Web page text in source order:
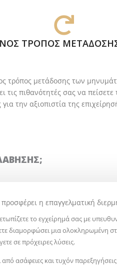
ΤΡΟΠΟΣ
τρόπος μετάδοσης των
τις πιθανότητές σας να
για την αξιοπιστία της
η επαγγελματική
το εγχείρημά σας με
διαμορφώσει μια ολοκληρωμένη
σε πρόχειρες λύσεις.
από ασάφειες και τυχόν